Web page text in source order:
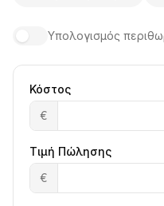
Υπολογισμός
Κόστος
€
Τιμή Πώλησης
€